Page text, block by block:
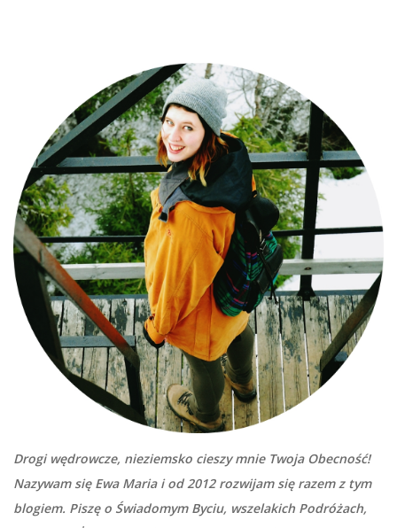
Drogi wędrowcze, nieziemsko cieszy mnie Twoja Obecność!
Nazywam się Ewa Maria i od 2012 rozwijam się razem z tym
blogiem. Piszę o Świadomym Byciu, wszelakich Podróżach,